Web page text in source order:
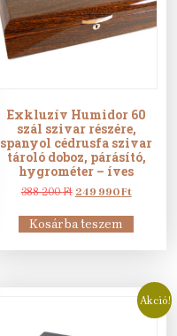
Exkluzív Humidor 60
szál szivar részére,
spanyol cédrusfa szivar
tároló doboz, párásító,
hygrométer – íves
388 200Ft Original
was:
388
249 990FtCurrent
is:
249
Kosárba teszem
Akció!